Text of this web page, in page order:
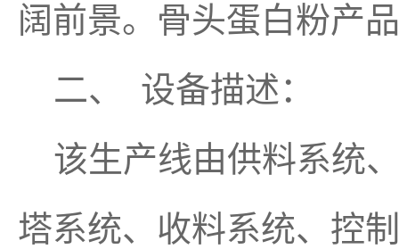
阔前景。骨头蛋白粉产
二、 设备描述：
该生产线由供料系统
塔系统、收料系统、控